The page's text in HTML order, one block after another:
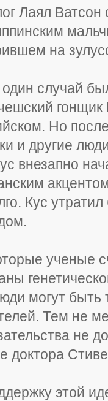
Лаял
на
случай
Но
и другие
внезапно
Кус
ученые
могут быть
Тем не
не
доктора
этой